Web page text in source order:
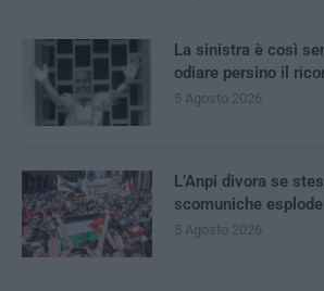
La sinistra è così
odiare persino il
5 Agosto 2026
L’Anpi divora se
scomuniche
5 Agosto 2026